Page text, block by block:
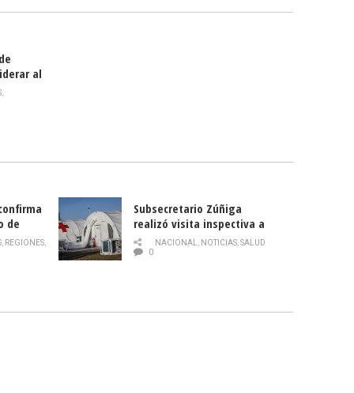
al
,
de
, REGIONES,
Subsecretario Zúñiga
realizó visita inspectiva a
Hospital Modular Sótero del
Río
NACIONAL, NOTICIAS,SALUD
0